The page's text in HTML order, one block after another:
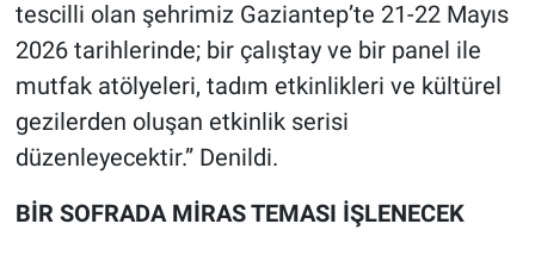
tescilli olan şehrimiz Gaziantep’te 21-22 Mayıs
2026 tarihlerinde; bir çalıştay ve bir panel ile
mutfak atölyeleri, tadım etkinlikleri ve kültürel
gezilerden oluşan etkinlik serisi
düzenleyecektir.” Denildi.
BİR SOFRADA MİRAS TEMASI İŞLENECEK